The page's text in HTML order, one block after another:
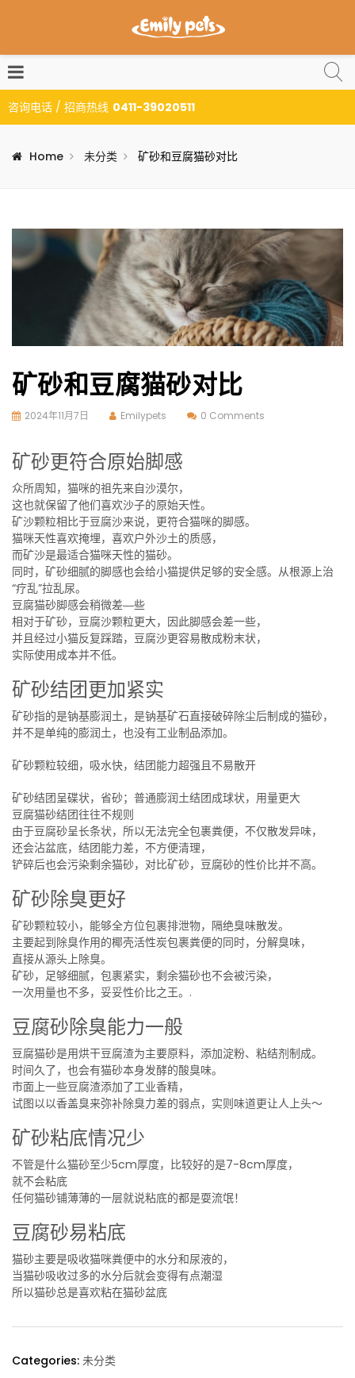
咨询电话 / 招商热线 0411-39020511
Home 未分类 矿砂和豆腐猫砂对比
矿砂和豆腐猫砂对比
2024年11月7日 Emilypets 0 Comments
矿砂更符合原始脚感
众所周知，猫咪的祖先来自沙漠尔，
这也就保留了他们喜欢沙子的原始天性。
矿沙颗粒相比于豆腐沙来说，更符合猫咪的脚感。
猫咪天性喜欢掩埋，喜欢户外沙土的质感，
而矿沙是最适合猫咪天性的猫砂。
同时，矿砂细腻的脚感也会给小猫提供足够的安全感。从根源上治
“疗乱”拉乱尿。
豆腐猫砂脚感会稍微差―些
相对于矿砂，豆腐沙颗粒更大，因此脚感会差一些，
并且经过小猫反复踩踏，豆腐沙更容易散成粉末状，
实际使用成本并不低。
矿砂结团更加紧实
矿砂指的是钠基膨润土，是钠基矿石直接破碎除尘后制成的猫砂，
并不是单纯的膨润土，也没有工业制品添加。
矿砂颗粒较细，吸水快，结团能力超强且不易散开
矿砂结团呈碟状，省砂；普通膨润土结团成球状，用量更大
豆腐猫砂结团往往不规则
由于豆腐砂呈长条状，所以无法完全包裹粪便，不仅散发异味，
还会沾盆底，结团能力差，不方便清理，
铲碎后也会污染剩余猫砂，对比矿砂，豆腐砂的性价比并不高。
矿砂除臭更好
矿砂颗粒较小，能够全方位包裹排泄物，隔绝臭味散发。
主要起到除臭作用的椰壳活性炭包裹粪便的同时，分解臭味，
直接从源头上除臭。
矿砂，足够细腻，包裹紧实，剩余猫砂也不会被污染，
一次用量也不多，妥妥性价比之王。.
豆腐砂除臭能力一般
豆腐猫砂是用烘干豆腐渣为主要原料，添加淀粉、粘结剂制成。
时间久了，也会有猫砂本身发酵的酸臭味。
市面上一些豆腐渣添加了工业香精，
试图以以香盖臭来弥补除臭力差的弱点，实则味道更让人上头～
矿砂粘底情况少
不管是什么猫砂至少5cm厚度，比较好的是7-8cm厚度，
就不会粘底
任何猫砂铺薄薄的一层就说粘底的都是耍流氓！
豆腐砂易粘底
猫砂主要是吸收猫咪粪便中的水分和尿液的，
当猫砂吸收过多的水分后就会变得有点潮湿
所以猫砂总是喜欢粘在猫砂盆底
Categories: 未分类